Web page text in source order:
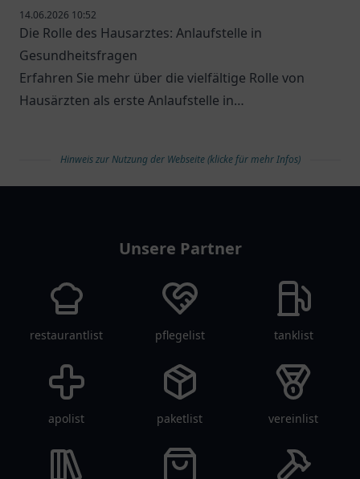
14.06.2026 10:52
Die Rolle des Hausarztes: Anlaufstelle in
Gesundheitsfragen
Erfahren Sie mehr über die vielfältige Rolle von
Hausärzten als erste Anlaufstelle in
Hinweis zur Nutzung der Webseite (klicke für mehr Infos)
Unsere Partner
restaurantlist pflegelist tanklist
apolist paketlist vereinlist